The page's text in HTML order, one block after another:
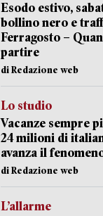
Esodo estivo,
bollino nero e
Ferragosto –
partire
di Redazione web
Lo studio
Vacanze sempre
24 milioni di
avanza il
di Redazione web
L’allarme